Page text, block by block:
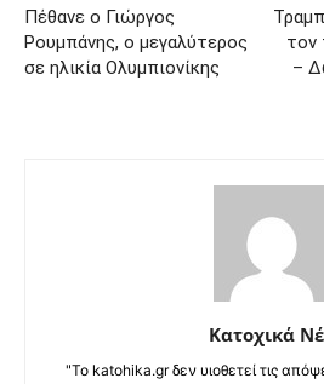
Πέθανε ο Γιώργος
Ρουμπάνης, ο μεγαλύτερος
σε ηλικία Ολυμπιονίκης
τον
–
Κατοχικά
"Το katohika.gr δεν υιοθετεί τις